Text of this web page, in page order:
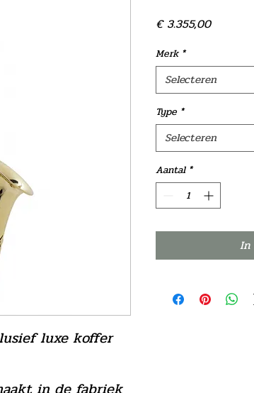
luxe koffer
€ 3.355,00Prijs
Merk *
Selecteren
Type *
Selecteren
Aantal *
In